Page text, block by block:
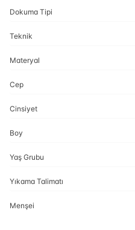
Dokuma Tipi
Teknik
Materyal
Cep
Cinsiyet
Boy
Yaş Grubu
Yıkama Talimatı
Menşei